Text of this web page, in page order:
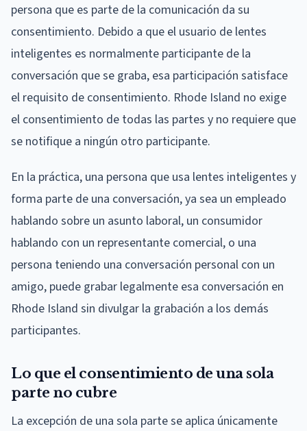
persona que es parte de la comunicación da su
consentimiento. Debido a que el usuario de lentes
inteligentes es normalmente participante de la
conversación que se graba, esa participación satisface
el requisito de consentimiento. Rhode Island no exige
el consentimiento de todas las partes y no requiere que
se notifique a ningún otro participante.
En la práctica, una persona que usa lentes inteligentes y
forma parte de una conversación, ya sea un empleado
hablando sobre un asunto laboral, un consumidor
hablando con un representante comercial, o una
persona teniendo una conversación personal con un
amigo, puede grabar legalmente esa conversación en
Rhode Island sin divulgar la grabación a los demás
participantes.
Lo que el consentimiento de una sola
parte no cubre
La excepción de una sola parte se aplica únicamente